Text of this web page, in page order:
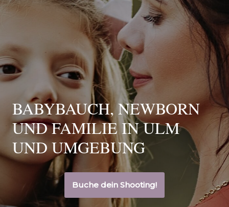
BABYBAUCH, NEWBORN
UND FAMILIE IN ULM
UND UMGEBUNG
Buche dein Shooting!